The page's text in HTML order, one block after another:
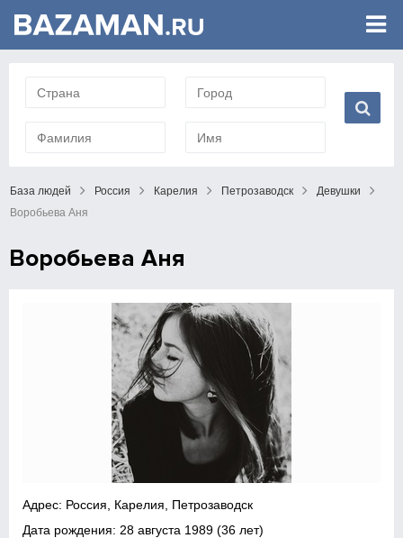
База людей Россия Карелия Петрозаводск
Девушки
Воробьева Аня
Воробьева Аня
Адрес: Россия, Карелия, Петрозаводск
Дата рождения: 28 августа 1989 (36 лет)